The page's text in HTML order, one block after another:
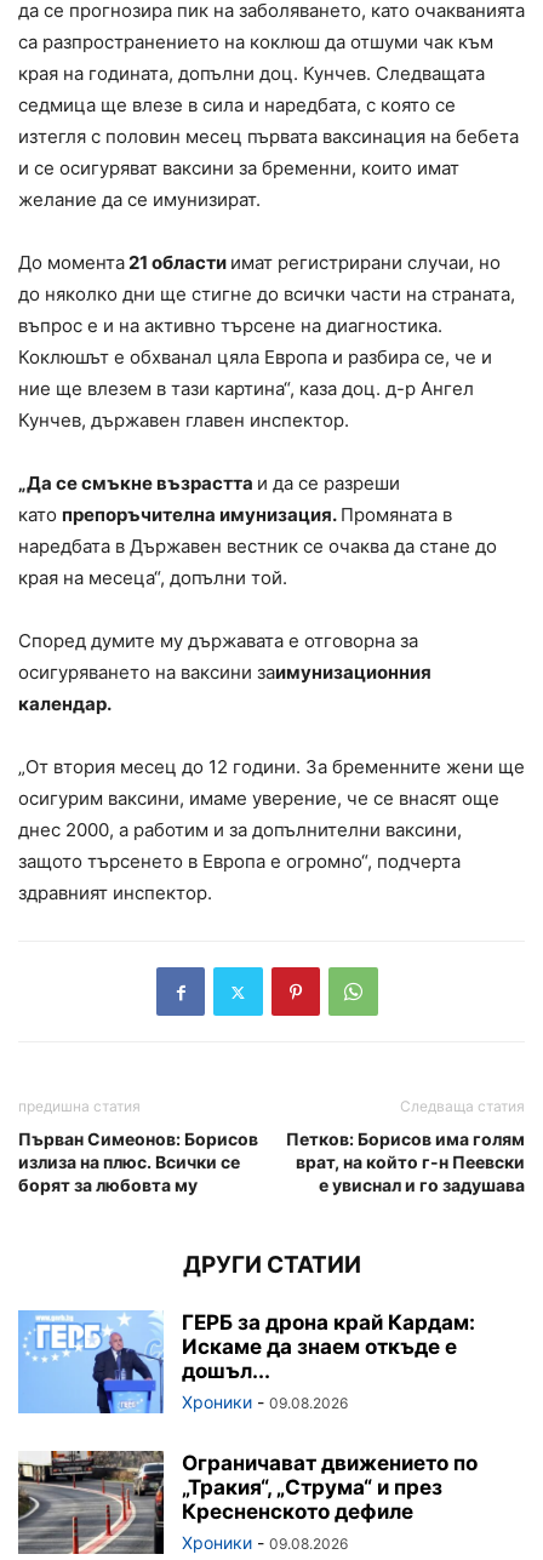
да се прогнозира пик на заболяването, като очакванията
са разпространението на коклюш да отшуми чак към
края на годината, допълни доц. Кунчев. Следващата
седмица ще влезе в сила и наредбата, с която се
изтегля с половин месец първата ваксинация на бебета
и се осигуряват ваксини за бременни, които имат
желание да се имунизират.
До момента21 области имат регистрирани случаи, но
до няколко дни ще стигне до всички части на страната,
въпрос е и на активно търсене на диагностика.
Коклюшът е обхванал цяла Европа и разбира се, че и
ние ще влезем в тази картина“, каза доц. д-р Ангел
Кунчев, държавен главен инспектор.
„Да се смъкне възрастта и да се разреши
като препоръчителна имунизация. Промяната в
наредбата в Държавен вестник се очаква да стане до
края на месеца“, допълни той.
Според думите му държавата е отговорна за
осигуряването на ваксини заимунизационния
календар.
„От втория месец до 12 години. За бременните жени ще
осигурим ваксини, имаме уверение, че се внасят още
днес 2000, а работим и за допълнителни ваксини,
защото търсенето в Европа е огромно“, подчерта
здравният инспектор.
предишна статия
Първан Симеонов: Борисов
излиза на плюс. Всички се
борят за любовта му
Следваща статия
Петков: Борисов има голям
врат, на който г-н Пеевски
е увиснал и го задушава
ДРУГИ СТАТИИ
ГЕРБ за дрона край Кардам:
Искаме да знаем откъде е
дошъл...
Хроники - 09.08.2026
Ограничават движението по
„Тракия“, „Струма“ и през
Кресненското дефиле
Хроники - 09.08.2026